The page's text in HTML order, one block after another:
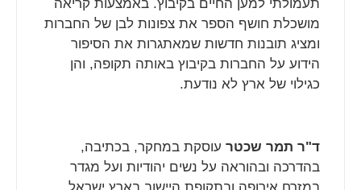
תעמולתי למען החיים בקיבוץ. באמצעות קריאה
מושכלת חושף הספר את צפונות לבן של החברות
ומציג תובנות חדשות שמאתגרות את הסיפור
הידוע על החברות בקיבוץ באותה תקופה, והן
כגילוי של ארץ לא נודעת.
ד"ר תמר שכטר עוסקת במחקר, בכתיבה,
בהדרכה ובהוראה על נשים יהודיות ועל מגדר